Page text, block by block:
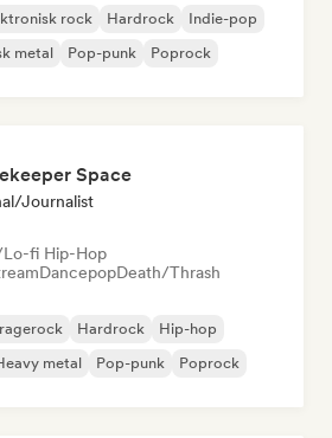
rock Hardrock
Indie-pop
metal Pop-punk Poprock
Space
journalist
fi Hip-Hop
DancepopDeath/Thrash
Hardrock
Hip-hop
metal Pop-punk Poprock